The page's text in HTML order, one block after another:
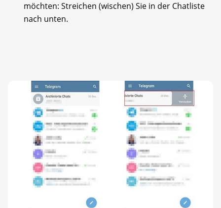
möchten: Streichen (wischen) Sie in der Chatliste
nach unten.